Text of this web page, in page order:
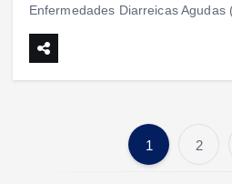
Enfermedades Diarreicas Agudas
1 2